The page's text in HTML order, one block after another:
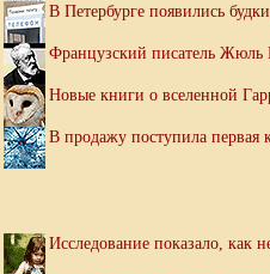
В Петербурге появились
Французский писатель Жюль
Новые книги о вселенной
В продажу поступила первая
Исследование показало, как